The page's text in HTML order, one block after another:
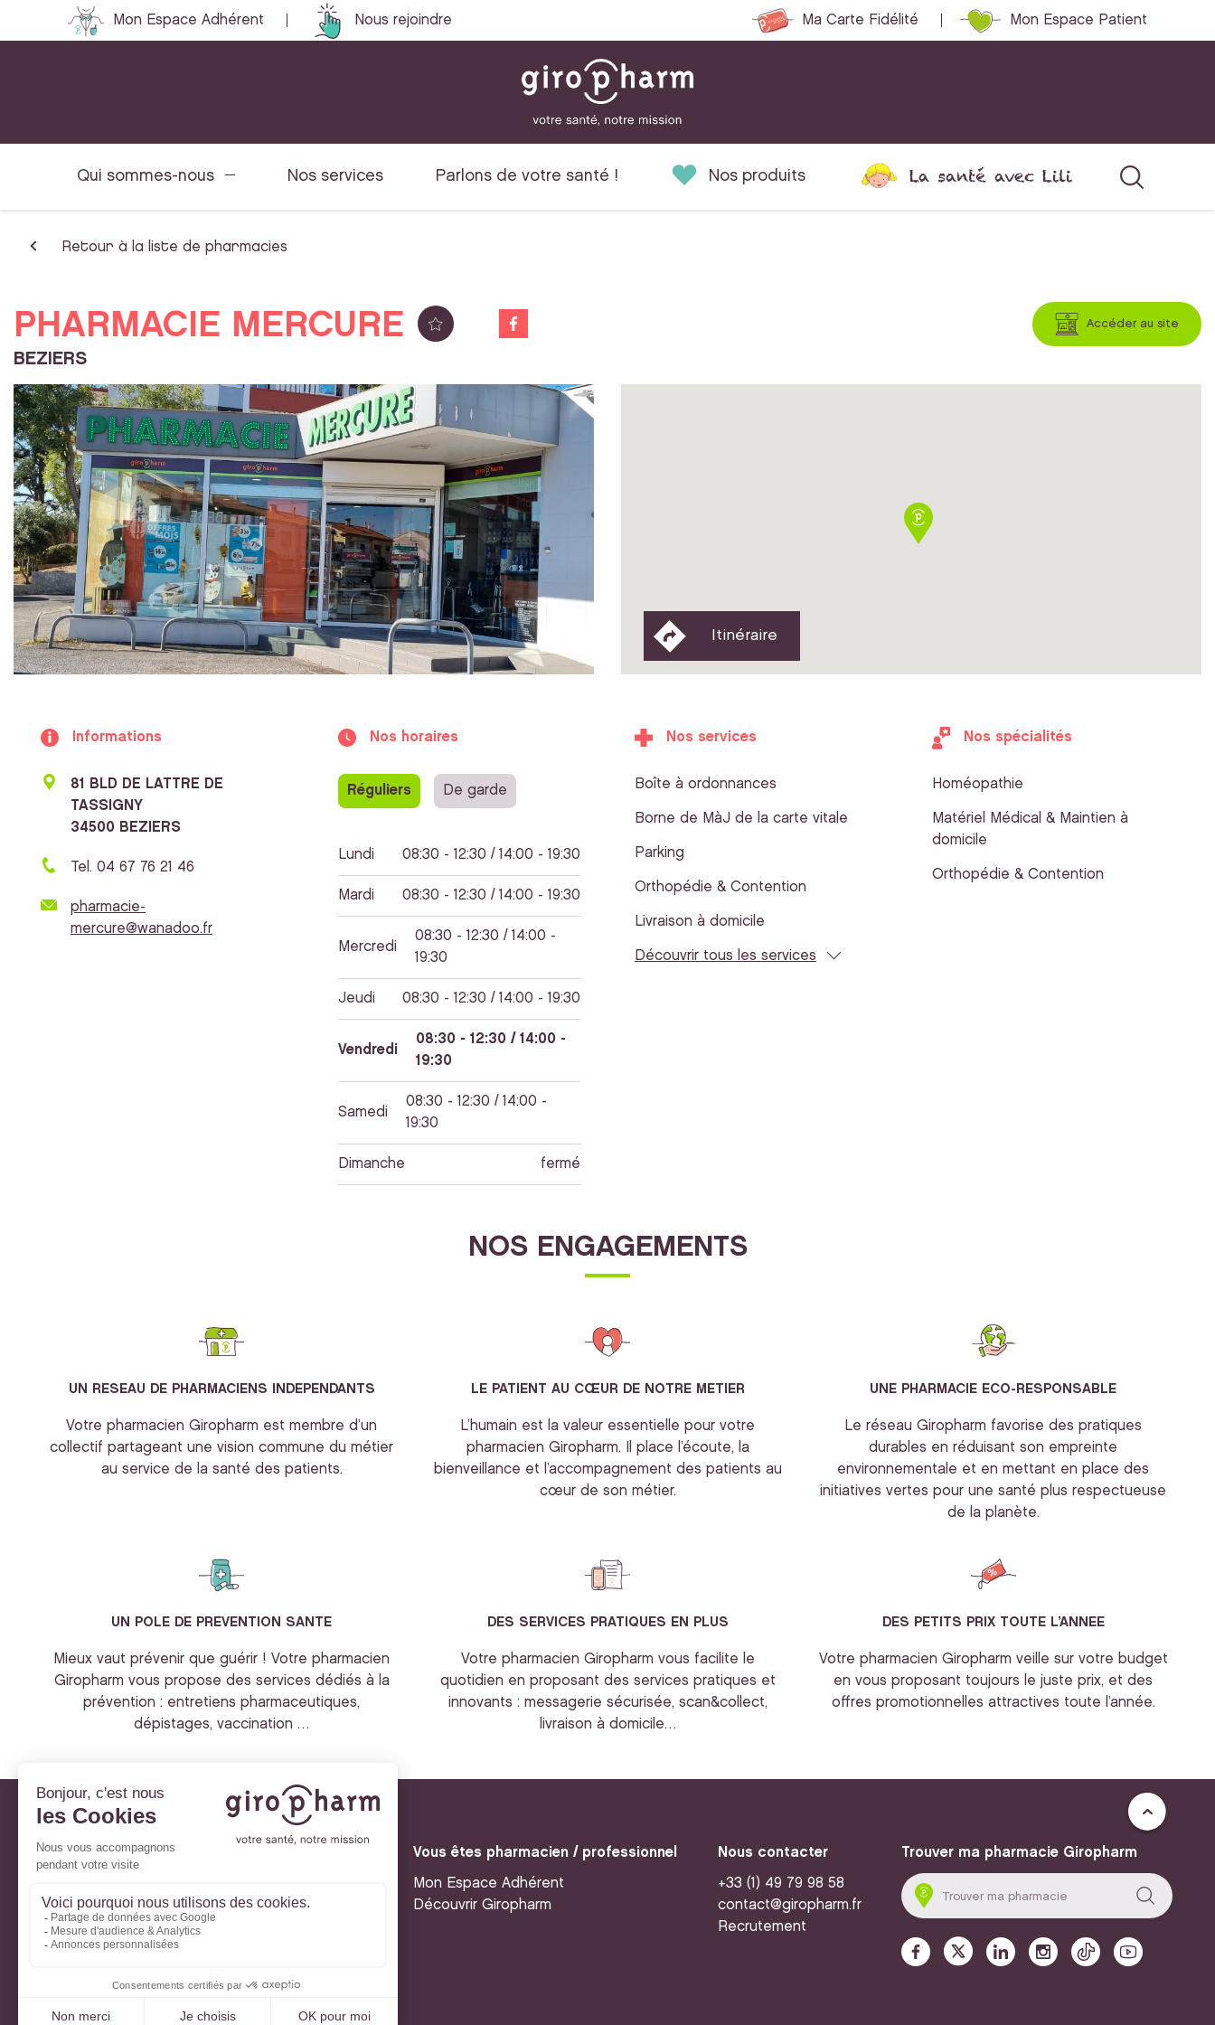
Mon Espace Adhérent Nous rejoindre Ma Carte Fidélité Mon Espace Patient
Qui sommes-nous Nos services Parlons de votre santé ! Nos produits La santé avec Lili
Retour à la liste de pharmacies
PHARMACIE MERCURE
BEZIERS
Accéder au site
Itinéraire
Informations
81 BLD DE LATTRE DE
TASSIGNY
34500 BEZIERS
Tel. 04 67 76 21 46
pharmacie-
mercure@wanadoo.fr
Nos horaires
Réguliers De garde
Lundi 08:30 - 12:30 / 14:00 - 19:30
Mardi 08:30 - 12:30 / 14:00 - 19:30
Mercredi
08:30 - 12:30 / 14:00 -
19:30
Jeudi 08:30 - 12:30 / 14:00 - 19:30
Vendredi
08:30 - 12:30 / 14:00 -
19:30
Samedi
08:30 - 12:30 / 14:00 -
19:30
Dimanche fermé
Nos services
Boîte à ordonnances
Borne de MàJ de la carte vitale
Parking
Orthopédie & Contention
Livraison à domicile
Découvrir tous les services
Nos spécialités
Homéopathie
Matériel Médical & Maintien à
domicile
Orthopédie & Contention
NOS ENGAGEMENTS
UN RESEAU DE PHARMACIENS INDEPENDANTS
Votre pharmacien Giropharm est membre d’un
collectif partageant une vision commune du métier
au service de la santé des patients.
LE PATIENT AU CŒUR DE NOTRE METIER
L’humain est la valeur essentielle pour votre
pharmacien Giropharm. Il place l’écoute, la
bienveillance et l’accompagnement des patients au
cœur de son métier.
UNE PHARMACIE ECO-RESPONSABLE
Le réseau Giropharm favorise des pratiques
durables en réduisant son empreinte
environnementale et en mettant en place des
initiatives vertes pour une santé plus respectueuse
de la planète.
UN POLE DE PREVENTION SANTE
Mieux vaut prévenir que guérir ! Votre pharmacien
Giropharm vous propose des services dédiés à la
prévention : entretiens pharmaceutiques,
dépistages, vaccination …
DES SERVICES PRATIQUES EN PLUS
Votre pharmacien Giropharm vous facilite le
quotidien en proposant des services pratiques et
innovants : messagerie sécurisée, scan&collect,
livraison à domicile…
DES PETITS PRIX TOUTE L’ANNEE
Votre pharmacien Giropharm veille sur votre budget
en vous proposant toujours le juste prix, et des
offres promotionnelles attractives toute l’année.
À votre service
Mon Espace Patient
Vous êtes pharmacien / professionnel
Mon Espace Adhérent
Découvrir Giropharm
Nous contacter
+33 (1) 49 79 98 58
contact@giropharm.fr
Recrutement
Trouver ma pharmacie Giropharm